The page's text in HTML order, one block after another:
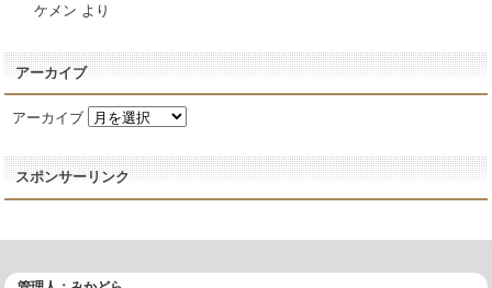
ケメン より
アーカイブ
アーカイブ
スポンサーリンク